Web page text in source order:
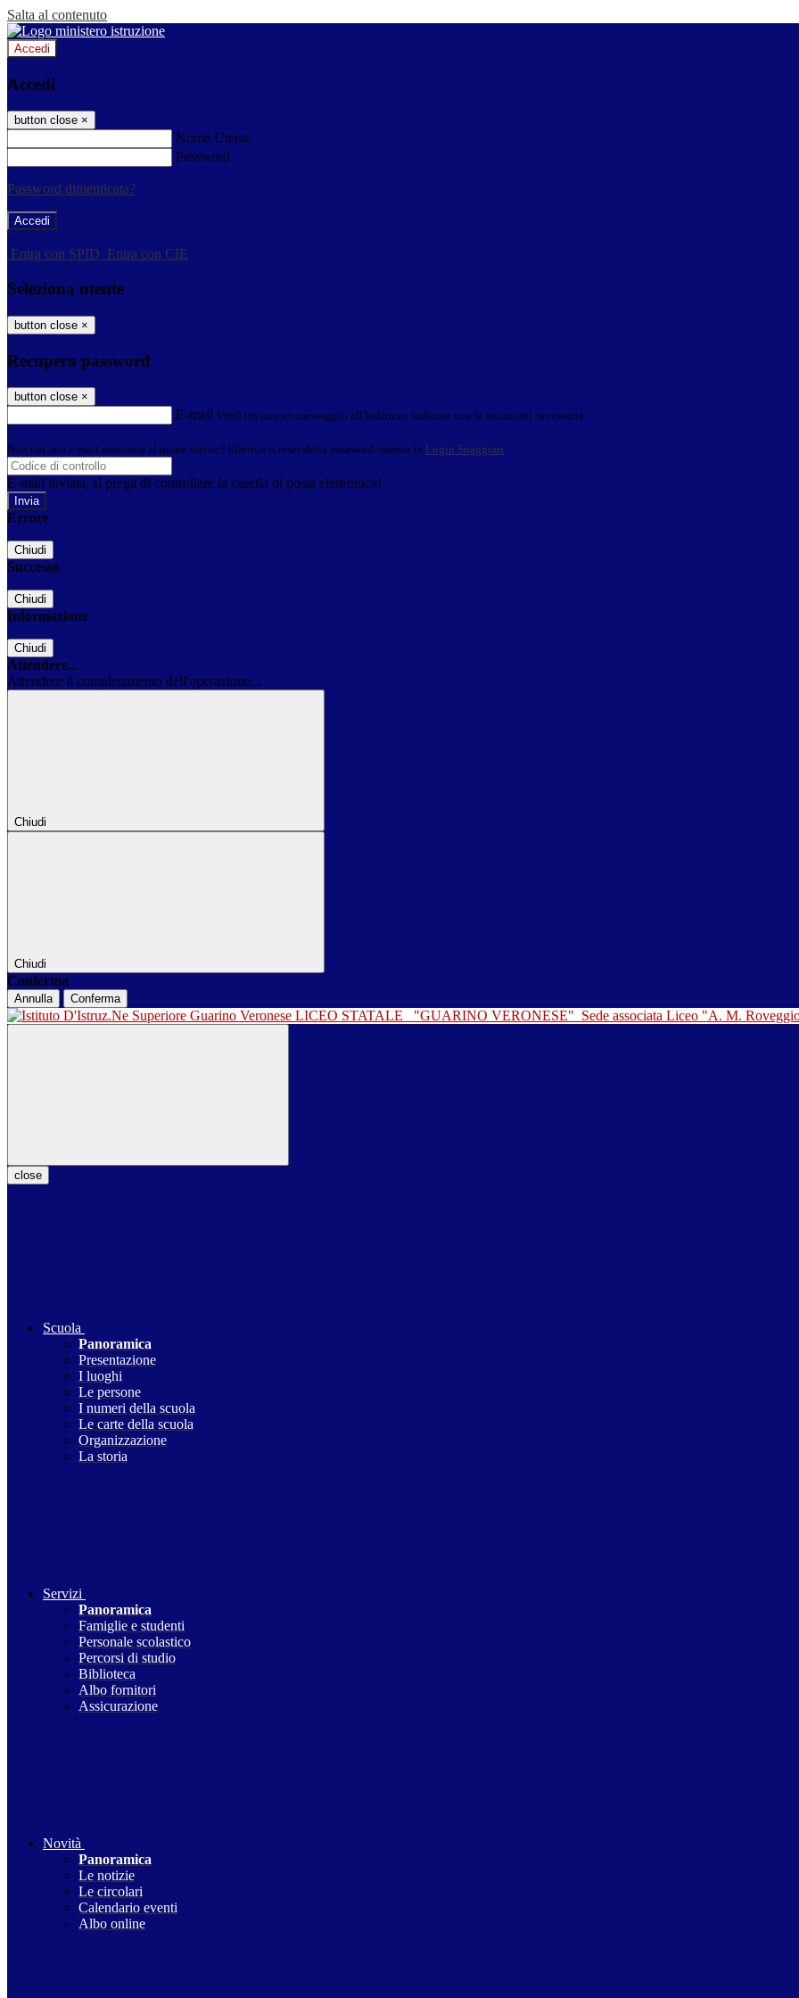
Salta al contenuto
Accedi
Accedi
button close ×
Nome Utente
Password
Password dimenticata?
-
Entra con SPID Entra con CIE
Seleziona utente
button close ×
Recupero password
button close ×
E-mail Verrà inviato un messaggio all'indirizzo indicato con le istruzioni necessarie.
Non hai una e-mail associata al nome utente? Effettua il reset della password tramite la Login Spaggiari
E-mail inviata, si prega di controllare la casella di posta elettronica!
Errore
Chiudi
Successo
Chiudi
Informazione
Chiudi
Attendere...
Attendere il completamento dell'operazione...
Chiudi
Chiudi
Conferma
Annulla Conferma
LICEO STATALE "GUARINO VERONESE" Sede associata Liceo "A. M.
close
Scuola
Panoramica
Presentazione
I luoghi
Le persone
I numeri della scuola
Le carte della scuola
Organizzazione
La storia
Servizi
Panoramica
Famiglie e studenti
Personale scolastico
Percorsi di studio
Biblioteca
Albo fornitori
Assicurazione
Novità
Panoramica
Le notizie
Le circolari
Calendario eventi
Albo online